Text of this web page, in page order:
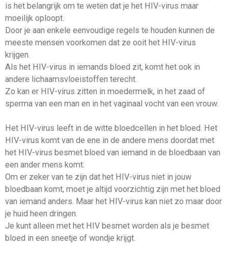
is het belangrijk om te weten dat je het HIV-virus maar
moeilijk oploopt.
Door je aan enkele eenvoudige regels te houden kunnen de
meeste mensen voorkomen dat ze ooit het HIV-virus
krijgen.
Als het HIV-virus in iemands bloed zit, komt het ook in
andere lichaamsvloeistoffen terecht.
Zo kan er HIV-virus zitten in moedermelk, in het zaad of
sperma van een man en in het vaginaal vocht van een vrouw.
Het HIV-virus leeft in de witte bloedcellen in het bloed. Het
HIV-virus komt van de ene in de andere mens doordat met
het HIV-virus besmet bloed van iemand in de bloedbaan van
een ander mens komt.
Om er zeker van te zijn dat het HIV-virus niet in jouw
bloedbaan komt, moet je altijd voorzichtig zijn met het bloed
van iemand anders. Maar het HIV-virus kan niet zo maar door
je huid heen dringen.
Je kunt alleen met het HIV besmet worden als je besmet
bloed in een sneetje of wondje krijgt.